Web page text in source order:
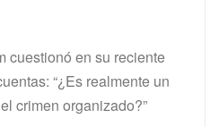
cuestionó en su reciente
“¿Es realmente un
crimen organizado?”